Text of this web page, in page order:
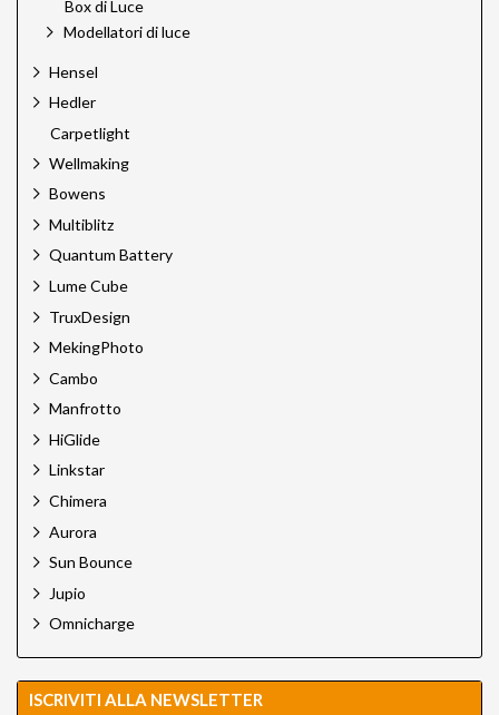
Box di Luce
Modellatori di luce
Hensel
Hedler
Carpetlight
Wellmaking
Bowens
Multiblitz
Quantum Battery
Lume Cube
TruxDesign
MekingPhoto
Cambo
Manfrotto
HiGlide
Linkstar
Chimera
Aurora
Sun Bounce
Jupio
Omnicharge
ISCRIVITI ALLA NEWSLETTER